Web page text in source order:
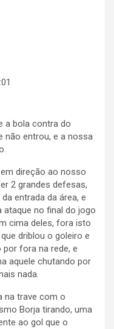
a bola contra do
não entrou, e a nossa
direção ao nosso
2 grandes defesas,
entrada da área, e
ataque no final do jogo
cima deles, fora isto
driblou o goleiro e
fora na rede, e
aquele chutando por
nada.
na trave com o
Borja tirando, uma
ao gol que o